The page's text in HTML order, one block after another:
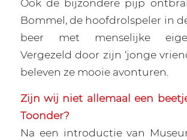
Ook de bijzondere pijp
Bommel, de hoofdrolspeler in
beer met menselijke
Vergezeld door zijn ‘jonge
beleven ze mooie avonturen.
Zijn wij niet allemaal een
Toonder?
Na een introductie van